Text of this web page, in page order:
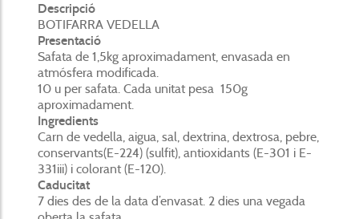
Descripció
BOTIFARRA VEDELLA
Presentació
Safata de 1,5kg aproximadament, envasada en
atmósfera modificada.
10 u per safata. Cada unitat pesa 150g
aproximadament.
Ingredients
Carn de vedella, aigua, sal, dextrina, dextrosa, pebre,
conservants(E-224) (sulfit), antioxidants (E-301 i E-
331iii) i colorant (E-120).
Caducitat
7 dies des de la data d’envasat. 2 dies una vegada